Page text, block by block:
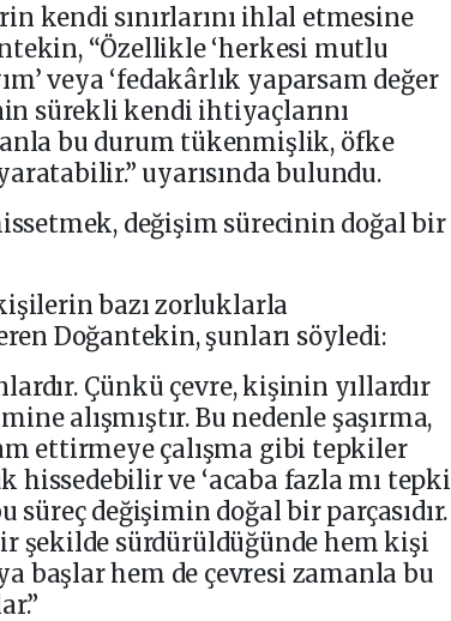
kendi sınırlarını ihlal etmesine
“Özellikle ‘herkesi mutlu
veya ‘fedakârlık yaparsam değer
sürekli kendi ihtiyaçlarını
bu durum tükenmişlik, öfke
uyarısında bulundu.
değişim sürecinin doğal bir
bazı zorluklarla
Doğantekin, şunları söyledi:
Çünkü çevre, kişinin yıllardır
alışmıştır. Bu nedenle şaşırma,
ettirmeye çalışma gibi tepkiler
ve ‘acaba fazla mı tepki
süreç değişimin doğal bir parçasıdır.
şekilde sürdürüldüğünde hem kişi
başlar hem de çevresi zamanla bu